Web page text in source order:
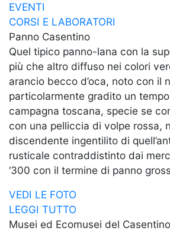
EVENTI
CORSI E LABORATORI
Panno Casentino
Quel tipico panno-lana con la
più che altro diffuso nei colori
arancio becco d’oca, noto con il
particolarmente gradito un
campagna toscana, specie se
con una pelliccia di volpe rossa,
discendente ingentilito di
rusticale contraddistinto dai
‘300 con il termine di panno
VEDI LE FOTO
LEGGI TUTTO
Musei ed Ecomusei del Casentino